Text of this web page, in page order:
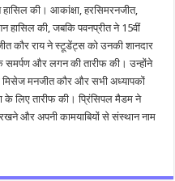
हासिल की। ​​आकांक्षा, हरसिमरनजीत,
हासिल की, जबकि पवनप्रीत ने 15वीं
कौर राय ने स्टूडेंट्स को उनकी शानदार
समर्पण और लगन की तारीफ की। उन्होंने
मिसेज मनजीत कौर और सभी अध्यापकों
के लिए तारीफ की। प्रिंसिपल मैडम ने
और अपनी कामयाबियों से संस्थान नाम